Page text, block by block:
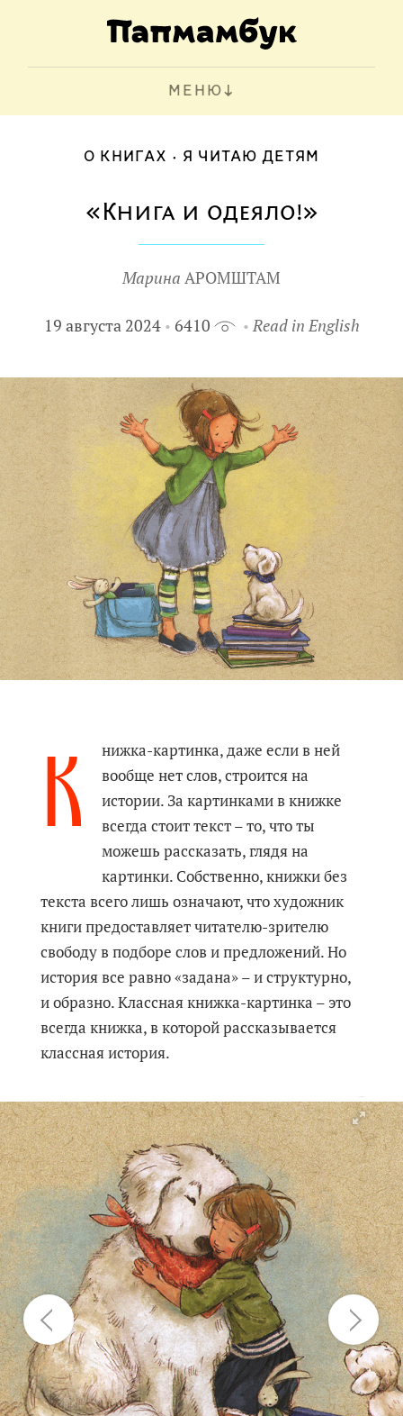
МЕНЮ
О КНИГАХ Я ЧИТАЮ ДЕТЯМ
«Книга и одеяло!»
Марина АРОМШТАМ
19 августа 2024 6410 Read in English
К
нижка-картинка, даже если в ней
вообще нет слов, строится на
истории. За картинками в книжке
всегда стоит текст – то, что ты
можешь рассказать, глядя на
картинки. Собственно, книжки без
текста всего лишь означают, что художник
книги предоставляет читателю-зрителю
свободу в подборе слов и предложений. Но
история все равно «задана» – и структурно,
и образно. Классная книжка-картинка – это
всегда книжка, в которой рассказывается
классная история.